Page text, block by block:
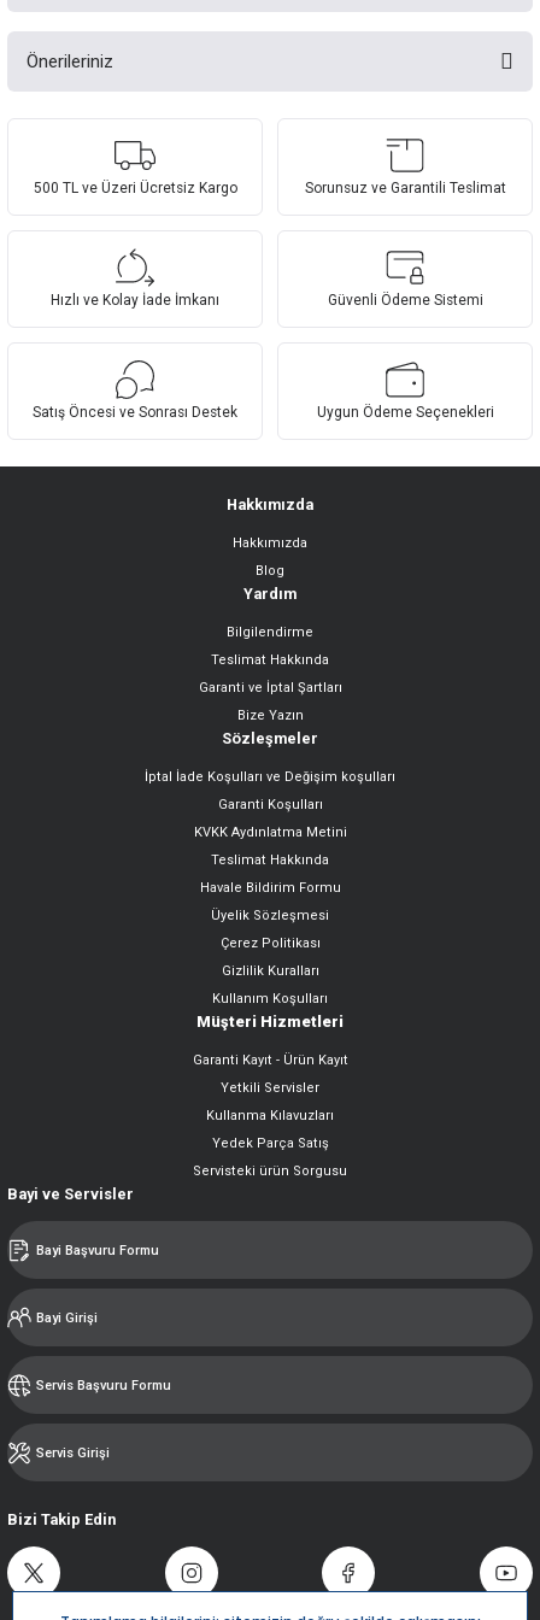
Önerileriniz
Bu ürünün fiyat bilgisi, resim, ürün açıklamalarında ve diğer konularda
yetersiz gördüğünüz noktaları öneri formunu kullanarak tarafımıza
Görüş ve önerileriniz için teşekkür ederiz.
Ürün resmi kalitesiz, bozuk veya görüntülenemiyor.
Ürün açıklamasında eksik bilgiler bulunuyor.
Bu ürüne benzer farklı alternatifler olmalı.
Gönder
500 TL ve Üzeri Ücretsiz Kargo Sorunsuz ve Garantili Teslimat
Hızlı ve Kolay İade İmkanı Güvenli Ödeme Sistemi
Satış Öncesi ve Sonrası Destek Uygun Ödeme Seçenekleri
Hakkımızda
Hakkımızda
Blog
Yardım
Bilgilendirme
Teslimat Hakkında
Garanti ve İptal Şartları
Bize Yazın
Sözleşmeler
İptal İade Koşulları ve Değişim koşulları
Garanti Koşulları
KVKK Aydınlatma Metini
Teslimat Hakkında
Havale Bildirim Formu
Üyelik Sözleşmesi
Çerez Politikası
Gizlilik Kuralları
Kullanım Koşulları
Müşteri Hizmetleri
Garanti Kayıt - Ürün Kayıt
Yetkili Servisler
Kullanma Kılavuzları
Yedek Parça Satış
Servisteki ürün Sorgusu
Bayi ve Servisler
Bayi Başvuru Formu
Bayi Girişi
Servis Başvuru Formu
Servis Girişi
Bizi Takip Edin